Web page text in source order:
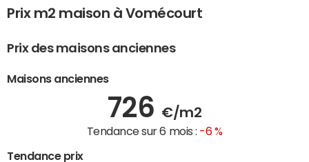
Prix m2 maison à Vomécourt
Prix des maisons anciennes
Maisons anciennes
726 €/m2
Tendance sur 6 mois : -6 %
Tendance prix